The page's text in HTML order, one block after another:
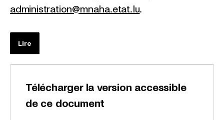
administration@mnaha.etat.lu.
Lire
Télécharger la version accessible
de ce document